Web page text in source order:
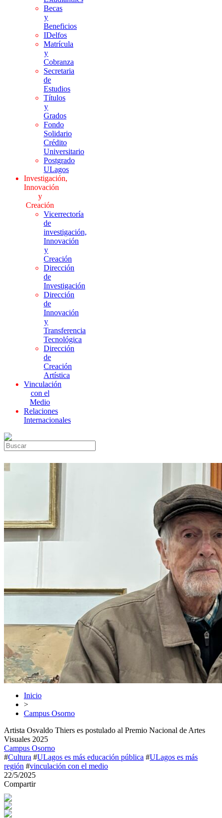
Becas
y
Beneficios
IDelfos
Matrícula
y
Cobranza
Secretaria
de
Estudios
Títulos
y
Grados
Fondo
Solidario
Crédito
Universitario
Postgrado
ULagos
Investigación,
Innovación
y
Creación
Vicerrectoría
de
investigación,
Innovación
y
Creación
Dirección
de
Investigación
Dirección
de
Innovación
y
Transferencia
Tecnológica
Dirección
de
Creación
Artística
Vinculación
con el
Medio
Relaciones
Internacionales
Inicio
>
Campus Osorno
Artista Osvaldo Thiers es postulado al Premio Nacional de Artes
Visuales 2025
Campus Osorno
#Cultura #ULagos es más educación pública #ULagos es más
región #vinculación con el medio
22/5/2025
Compartir